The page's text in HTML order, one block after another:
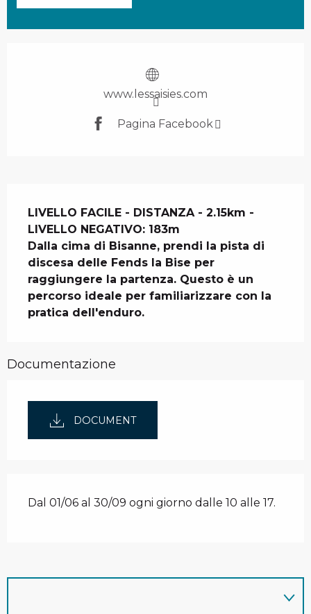
www.lessaisies.com
Pagina Facebook
LIVELLO FACILE - DISTANZA - 2.15km -
LIVELLO NEGATIVO: 183m
Dalla cima di Bisanne, prendi la pista di
discesa delle Fends la Bise per
raggiungere la partenza. Questo è un
percorso ideale per familiarizzare con la
pratica dell'enduro.
Documentazione
DOCUMENT
Dal 01/06 al 30/09 ogni giorno dalle 10 alle 17.